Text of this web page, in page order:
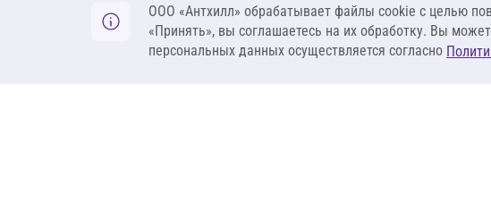
ООО «Антхилл» обрабатывает файлы cookie c целью
«Принять», вы соглашаетесь на их обработку. Вы
персональных данных осуществляется согласно